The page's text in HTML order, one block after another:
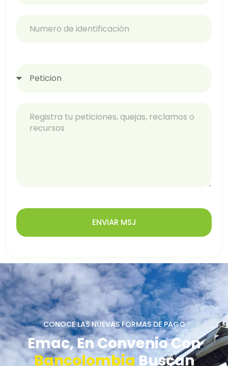
ENVIAR MSJ
CONOCE LAS NUEVAS FORMAS DE PAGO
Emac, En Convenio Con
Bancolombia Buscan